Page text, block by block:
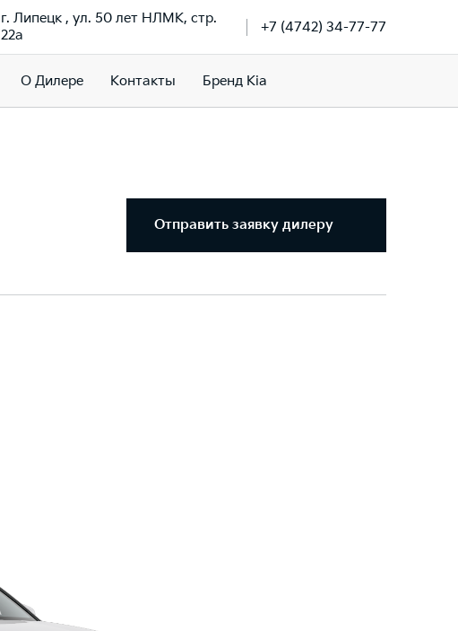
г. Липецк , ул. 50 лет НЛМК, стр.
22а
+7 (4742) 34-77-77
О Дилере Контакты Бренд Kia
Отправить заявку дилеру